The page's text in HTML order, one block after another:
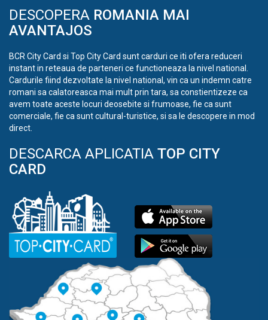
DESCOPERA ROMANIA MAI
AVANTAJOS
BCR City Card si Top City Card sunt carduri ce iti ofera reduceri
instant in reteaua de parteneri ce functioneaza la nivel national.
Cardurile fiind dezvoltate la nivel national, vin ca un indemn catre
romani sa calatoreasca mai mult prin tara, sa constientizeze ca
avem toate aceste locuri deosebite si frumoase, fie ca sunt
comerciale, fie ca sunt cultural-turistice, si sa le descopere in mod
direct.
DESCARCA APLICATIA TOP CITY
CARD